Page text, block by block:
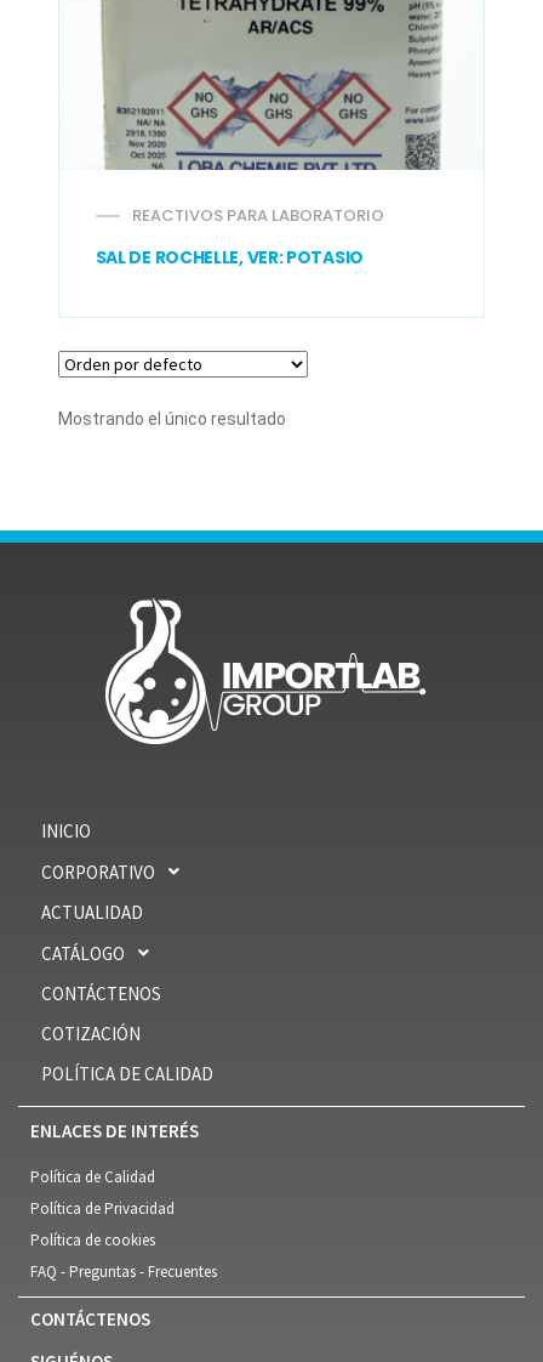
REACTIVOS PARA LABORATORIO
SAL DE ROCHELLE, VER: POTASIO
Mostrando el único resultado
INICIO
CORPORATIVO
ACTUALIDAD
CATÁLOGO
CONTÁCTENOS
COTIZACIÓN
POLÍTICA DE CALIDAD
ENLACES DE INTERÉS
Política de Calidad
Política de Privacidad
Política de cookies
FAQ - Preguntas - Frecuentes
CONTÁCTENOS